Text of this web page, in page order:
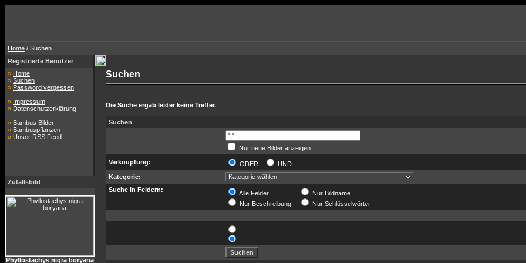
Home / Suchen
Registrierte Benutzer
» Home
» Suchen
» Password vergessen
» Impressum
» Datenschutzerklärung
» Bambus Bilder
» Bambuspflanzen
» Unser RSS Feed
Zufallsbild
Phyllostachys nigra boryana
Suchen
Die Suche ergab leider keine Treffer.
Suchen
Nur neue Bilder anzeigen
Verknüpfung:
ODER
UND
Kategorie:
Suche in Feldern:
Alle Felder
Nur Bildname
Nur Beschreibung
Nur Schlüsselwörter